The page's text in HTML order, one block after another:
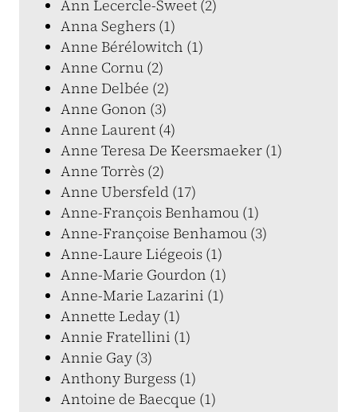
Ann Lecercle-Sweet (2)
Anna Seghers (1)
Anne Bérélowitch (1)
Anne Cornu (2)
Anne Delbée (2)
Anne Gonon (3)
Anne Laurent (4)
Anne Teresa De Keersmaeker (1)
Anne Torrès (2)
Anne Ubersfeld (17)
Anne-François Benhamou (1)
Anne-Françoise Benhamou (3)
Anne-Laure Liégeois (1)
Anne-Marie Gourdon (1)
Anne-Marie Lazarini (1)
Annette Leday (1)
Annie Fratellini (1)
Annie Gay (3)
Anthony Burgess (1)
Antoine de Baecque (1)